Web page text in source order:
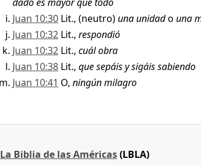
Juan 10:30 Lit., (neutro)una unidado una
Juan 10:32 Lit., respondió
Juan 10:32 Lit., cuál obra
Juan 10:38 Lit., que sepáis y sigáis sabiendo
Juan 10:41 O, ningún milagro
La Biblia de las Américas(LBLA)